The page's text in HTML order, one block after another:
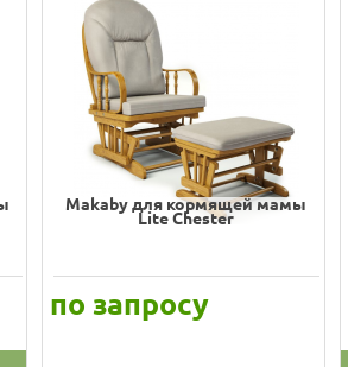
Makaby для кормящей мамы
Lite Chester
по запросу